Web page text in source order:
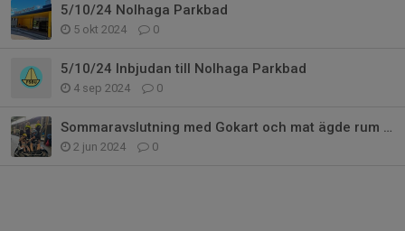
5/10/24 Nolhaga Parkbad
5 okt 2024 0
5/10/24 Inbjudan till Nolhaga Parkbad
4 sep 2024 0
Sommaravslutning med Gokart och mat ägde rum idag
2 jun 2024 0